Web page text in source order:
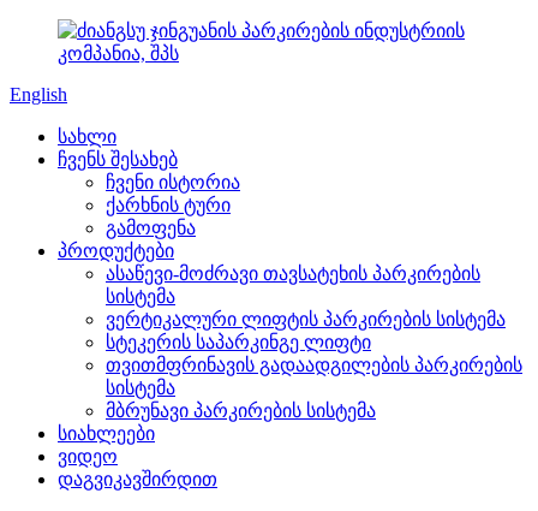
English
სახლი
ჩვენს შესახებ
ჩვენი ისტორია
ქარხნის ტური
გამოფენა
პროდუქტები
ასაწევი-მოძრავი თავსატეხის პარკირების
სისტემა
ვერტიკალური ლიფტის პარკირების სისტემა
სტეკერის საპარკინგე ლიფტი
თვითმფრინავის გადაადგილების პარკირების
სისტემა
მბრუნავი პარკირების სისტემა
სიახლეები
ვიდეო
დაგვიკავშირდით